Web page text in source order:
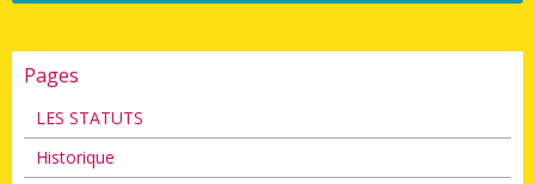
Pages
LES STATUTS
Historique